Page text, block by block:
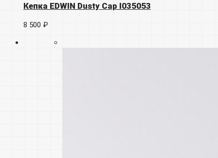
Кепка EDWIN Dusty Cap I035053
8 500 ₽